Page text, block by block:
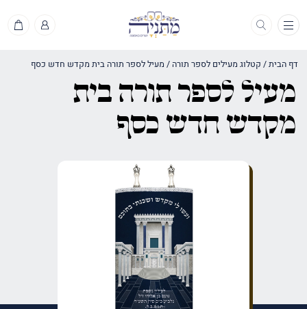
תפריט
דף הבית/ קטלוג מעילים לספר תורה / מעיל לספר תורה בית מקדש חדש כסף
מעיל לספר תורה בית
מקדש חדש כסף